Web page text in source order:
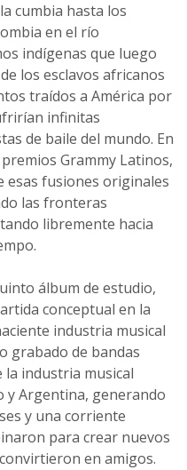
cumbia hasta los
en el río
indígenas que luego
los esclavos africanos
traídos a América por
infinitas
de baile del mundo. En
Grammy Latinos,
esas fusiones originales
las fronteras
libremente hacia
álbum de estudio,
conceptual en la
industria musical
grabado de bandas
la industria musical
y Argentina, generando
y una corriente
para crear nuevos
en amigos.